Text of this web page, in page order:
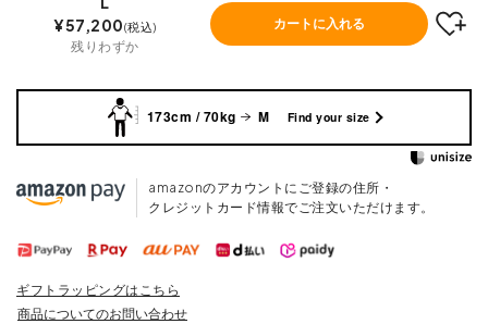
¥57,200 税込
残りわずか
カートに入れる
173cm / 70kg M Find your size
amazonのアカウントにご登録の住所・
クレジットカード情報でご注文いただけます。
ギフトラッピングはこちら
商品についてのお問い合わせ